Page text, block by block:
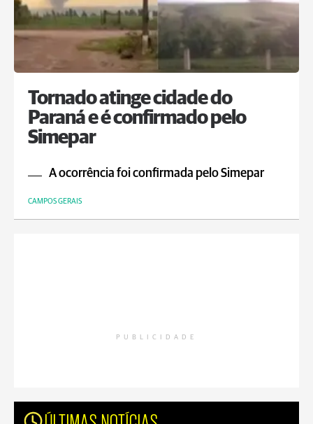
Tornado atinge cidade do
Paraná e é confirmado pelo
Simepar
A ocorrência foi confirmada pelo Simepar
CAMPOS GERAIS
PUBLICIDADE